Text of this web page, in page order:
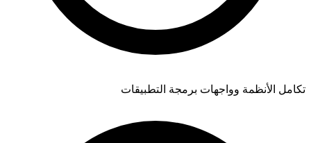
تكامل الأنظمة وواجهات برمجة التطبيقات